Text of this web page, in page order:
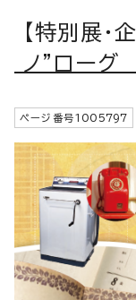
【特別展・
ノ”ローグ
ページ番号1005797